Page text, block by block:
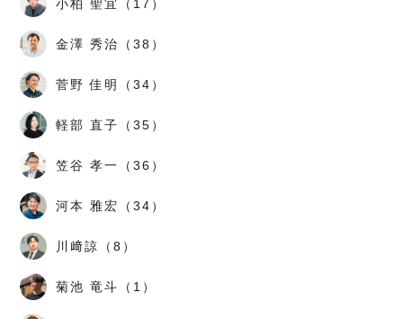
小柏 聖宜（17）
金澤 秀治（38）
菅野 佳明（34）
軽部 直子（35）
笠谷 孝一（36）
河本 雅宏（34）
川﨑諒（8）
菊池 竜斗（1）